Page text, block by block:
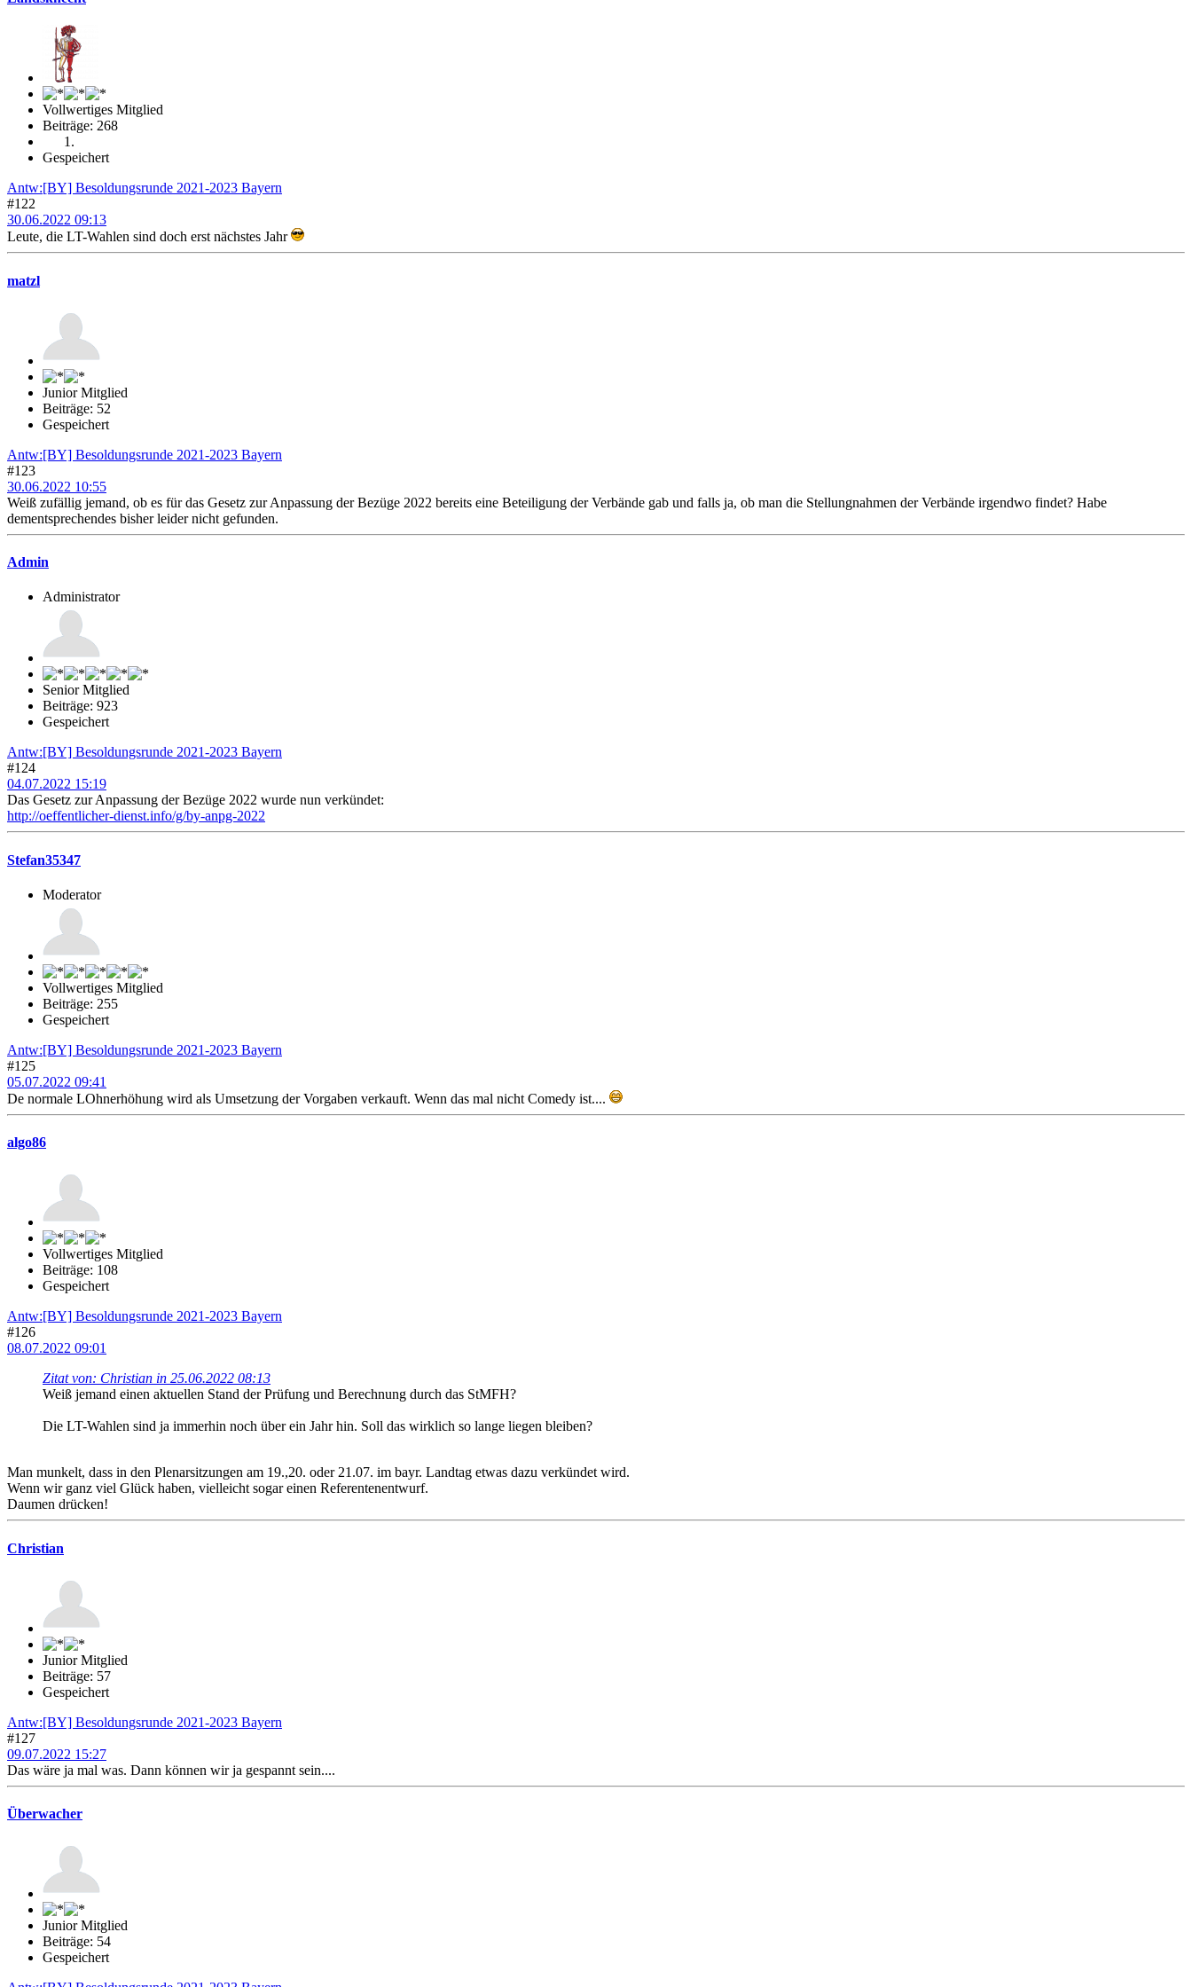
Vollwertiges Mitglied
Beiträge: 268
Gespeichert
Antw:[BY] Besoldungsrunde 2021-2023 Bayern
#122
30.06.2022 09:13
Leute, die LT-Wahlen sind doch erst nächstes Jahr
matzl
Junior Mitglied
Beiträge: 52
Gespeichert
Antw:[BY] Besoldungsrunde 2021-2023 Bayern
#123
30.06.2022 10:55
Weiß zufällig jemand, ob es für das Gesetz zur Anpassung der Bezüge 2022 bereits eine Beteiligung der Verbände gab und falls ja, ob man die Stellungnahmen der Verbände irgendwo findet? Habe
dementsprechendes bisher leider nicht gefunden.
Admin
Administrator
Senior Mitglied
Beiträge: 923
Gespeichert
Antw:[BY] Besoldungsrunde 2021-2023 Bayern
#124
04.07.2022 15:19
Das Gesetz zur Anpassung der Bezüge 2022 wurde nun verkündet:
http://oeffentlicher-dienst.info/g/by-anpg-2022
Stefan35347
Moderator
Vollwertiges Mitglied
Beiträge: 255
Gespeichert
Antw:[BY] Besoldungsrunde 2021-2023 Bayern
#125
05.07.2022 09:41
De normale LOhnerhöhung wird als Umsetzung der Vorgaben verkauft. Wenn das mal nicht Comedy ist....
algo86
Vollwertiges Mitglied
Beiträge: 108
Gespeichert
Antw:[BY] Besoldungsrunde 2021-2023 Bayern
#126
08.07.2022 09:01
Zitat von: Christian in 25.06.2022 08:13
Weiß jemand einen aktuellen Stand der Prüfung und Berechnung durch das StMFH?
Die LT-Wahlen sind ja immerhin noch über ein Jahr hin. Soll das wirklich so lange liegen bleiben?
Man munkelt, dass in den Plenarsitzungen am 19.,20. oder 21.07. im bayr. Landtag etwas dazu verkündet wird.
Wenn wir ganz viel Glück haben, vielleicht sogar einen Referentenentwurf.
Daumen drücken!
Christian
Junior Mitglied
Beiträge: 57
Gespeichert
Antw:[BY] Besoldungsrunde 2021-2023 Bayern
#127
09.07.2022 15:27
Das wäre ja mal was. Dann können wir ja gespannt sein....
Überwacher
Junior Mitglied
Beiträge: 54
Gespeichert